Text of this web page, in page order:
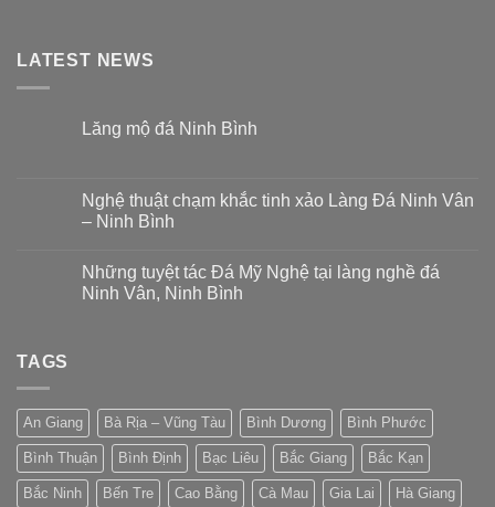
LATEST NEWS
Lăng mộ đá Ninh Bình
Nghệ thuật chạm khắc tinh xảo Làng Đá Ninh Vân
– Ninh Bình
Những tuyệt tác Đá Mỹ Nghệ tại làng nghề đá
Ninh Vân, Ninh Bình
TAGS
An Giang Bà Rịa – Vũng Tàu Bình Dương Bình Phước
Bình Thuận Bình Định Bạc Liêu Bắc Giang Bắc Kạn
Bắc Ninh Bến Tre Cao Bằng Cà Mau Gia Lai Hà Giang